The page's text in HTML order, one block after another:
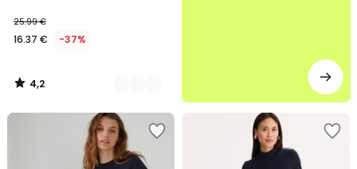
25.99 €
16.37 € -37%
4,2
/